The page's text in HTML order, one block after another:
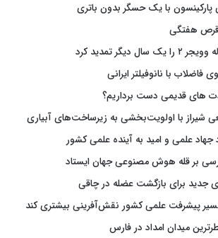
با یک حسگر بدون باتری
های قدیمی دست برداریم؟
شیراز با اولویت‌بخشی به زیرساخت‌های آبیاری
جهاد علمی و امید به آینده علمی کشور
بر قله هوش مصنوعی جهان ایستاد
جدید برای بازگشت عضله در چاقی
پیشرفت علمی کشور نقش‌آفرینی بیشتری کند
میدان امداد در فارس